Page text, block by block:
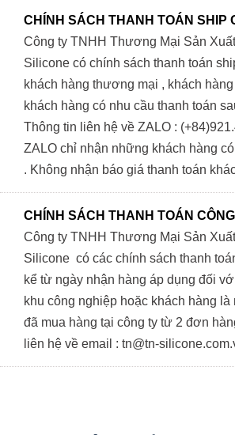
CHÍNH SÁCH THANH TOÁN SHIP
Công ty TNHH Thương Mại Sản
Silicone có chính sách thanh toán
khách hàng thương mại , khách
khách hàng có nhu cầu thanh toán
Thông tin liên hệ về ZALO :
ZALO chỉ nhận những khách hàng
. Không nhận báo giá thanh toán
CHÍNH SÁCH THANH TOÁN
Công ty TNHH Thương Mại Sản
Silicone có các chính sách thanh
kể từ ngày nhận hàng áp dụng đối
khu công nghiệp hoặc khách hàng
đã mua hàng tại công ty từ 2 đơn
liên hệ về email : tn@tn-